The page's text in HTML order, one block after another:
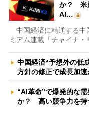
か？ 米
AI…
中国経済に精通する中
ミアム連載「チャイナ
中国経済“予想外の低
方針の修正で成長加
“AI革命”で爆発的な
か？ 高い競争力を